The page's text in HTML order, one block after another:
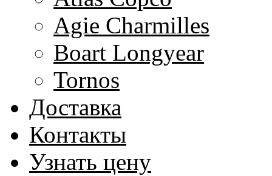
Agie Charmilles
Boart Longyear
Tornos
Доставка
Контакты
Узнать цену